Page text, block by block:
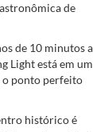
de
de 10 minutos a
Light está em um
o ponto perfeito
histórico é